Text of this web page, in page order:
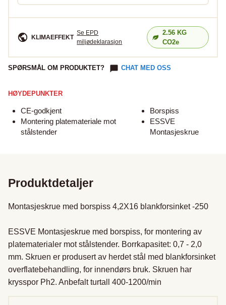
KLIMAEFFEKT
Se EPD
miljødeklarasjon
2.56KG
CO2e
SPØRSMÅL OM PRODUKTET? CHAT MED OSS
HØYDEPUNKTER
CE-godkjent
Montering platemateriale mot
stålstender
Borspiss
ESSVE
Montasjeskrue
Produktdetaljer
Montasjeskrue med borspiss 4,2X16 blankforsinket -250
ESSVE Montasjeskrue med borspiss, for montering av
platematerialer mot stålstender. Borrkapasitet: 0,7 - 2,0
mm. Skruen er produsert av herdet stål med blankforsinket
overflatebehandling, for innendørs bruk. Skruen har
krysspor Ph2. Anbefalt turtall 400-1200/min